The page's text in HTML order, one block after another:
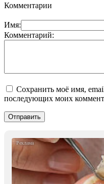
Комментарии
Имя:
Комментарий:
Сохранить моё имя,
последующих моих